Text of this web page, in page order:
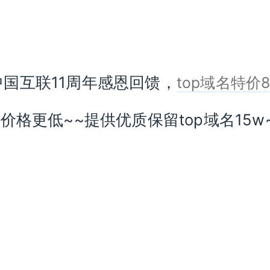
互联11周年感恩回馈， top域名特价
格更低~~提供优质保留top域名